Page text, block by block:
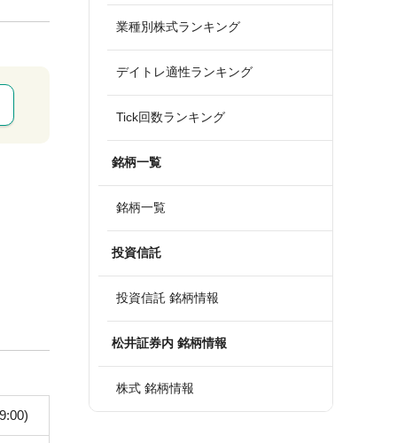
業種別株式ランキング
デイトレ適性ランキング
Tick回数ランキング
銘柄一覧
銘柄一覧
投資信託
投資信託 銘柄情報
松井証券内 銘柄情報
株式 銘柄情報